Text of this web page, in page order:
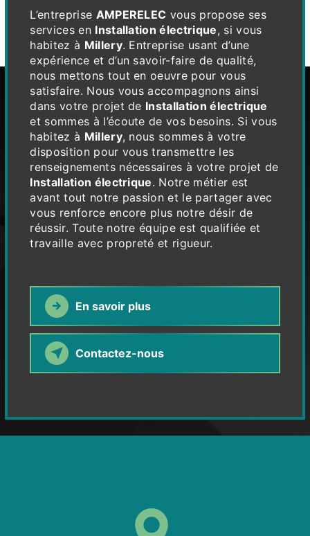
L’entreprise AMPERELEC vous propose ses
services en Installation électrique, si vous
habitez à Millery. Entreprise usant d’une
expérience et d’un savoir-faire de qualité,
nous mettons tout en oeuvre pour vous
satisfaire. Nous vous accompagnons ainsi
dans votre projet de Installation électrique
et sommes à l’écoute de vos besoins. Si vous
habitez à Millery, nous sommes à votre
disposition pour vous transmettre les
renseignements nécessaires à votre projet de
Installation électrique. Notre métier est
avant tout notre passion et le partager avec
vous renforce encore plus notre désir de
réussir. Toute notre équipe est qualifiée et
travaille avec propreté et rigueur.
En savoir plus
Contactez-nous